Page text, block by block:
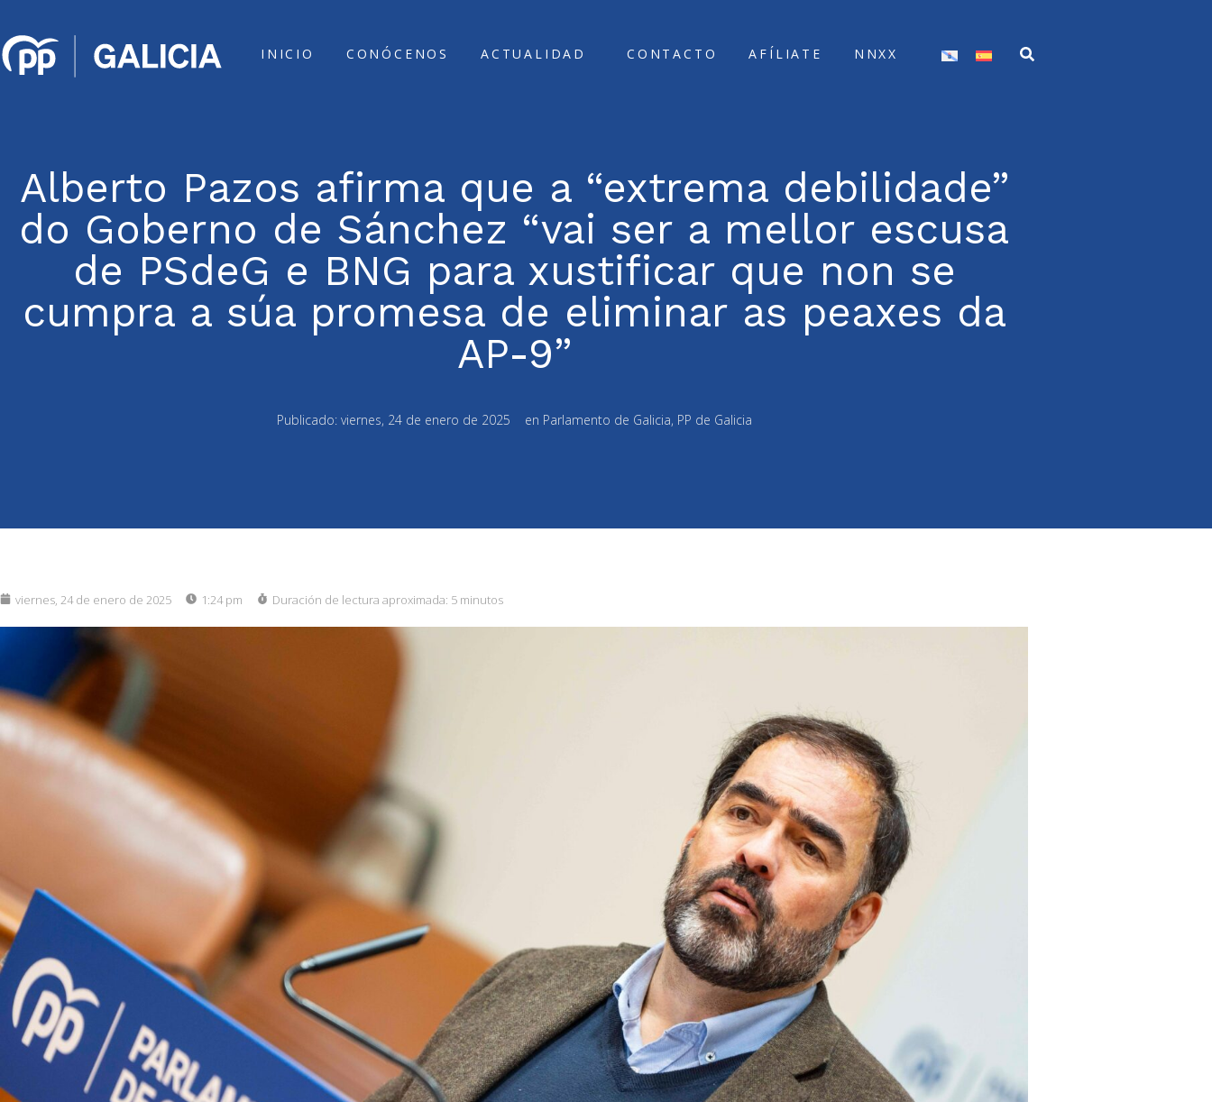
INICIO CONÓCENOS ACTUALIDAD CONTACTO AFÍLIATE NNXX
Alberto Pazos afirma que a “extrema debilidade”
do Goberno de Sánchez “vai ser a mellor escusa
de PSdeG e BNG para xustificar que non se
cumpra a súa promesa de eliminar as peaxes da
AP-9”
Publicado: viernes, 24 de enero de 2025 en Parlamento de Galicia, PP de Galicia
viernes, 24 de enero de 2025 1:24 pm Duración de lectura aproximada: 5 minutos